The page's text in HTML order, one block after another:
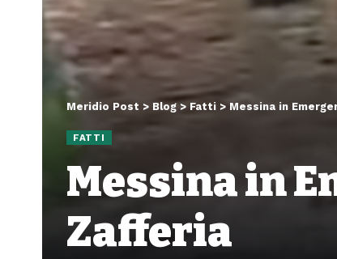
Meridio Post > Blog > Fatti > Messina in
FATTI
Messina in
Zafferia